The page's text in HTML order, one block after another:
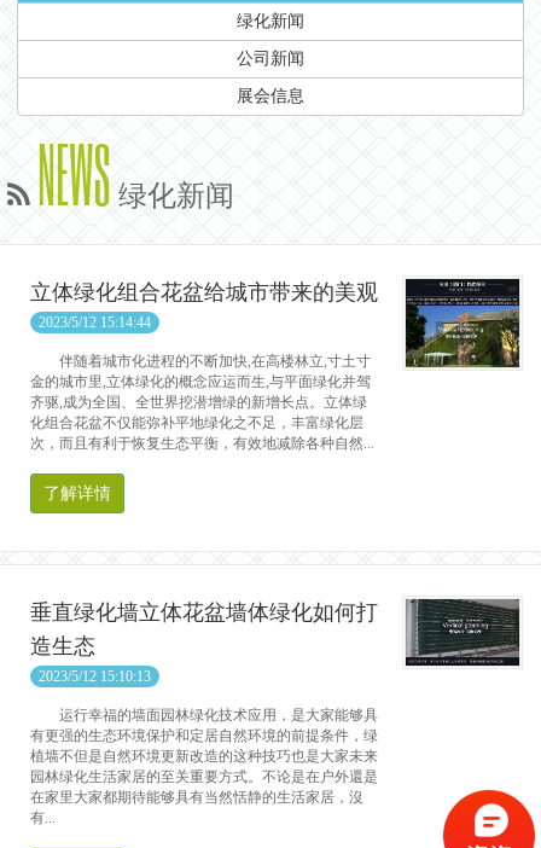
绿化新闻
公司新闻
展会信息
NEWS 绿化新闻
立体绿化组合花盆给城市带来的美观
2023/5/12 15:14:44
伴随着城市化进程的不断加快,在高楼林立,寸土寸
金的城市里,立体绿化的概念应运而生,与平面绿化并驾
齐驱,成为全国、全世界挖潜增绿的新增长点。立体绿
化组合花盆不仅能弥补平地绿化之不足，丰富绿化层
次，而且有利于恢复生态平衡，有效地减除各种自然...
了解详情
垂直绿化墙立体花盆墙体绿化如何打
造生态
2023/5/12 15:10:13
运行幸福的墙面园林绿化技术应用，是大家能够具
有更强的生态环境保护和定居自然环境的前提条件，绿
植墙不但是自然环境更新改造的这种技巧也是大家未来
园林绿化生活家居的至关重要方式。不论是在户外還是
在家里大家都期待能够具有当然恬静的生活家居，沒
有...